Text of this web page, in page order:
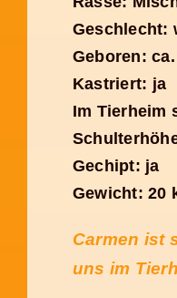
Geschlecht:
Geboren:
Kastriert: ja
Im Tierheim
Gechipt: ja
Gewicht: 20
Carmen ist
uns im